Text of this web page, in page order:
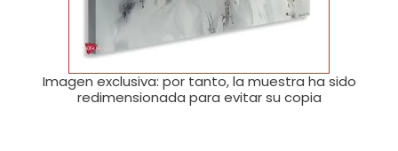
Imagen exclusiva: por tanto, la muestra ha sido
redimensionada para evitar su copia